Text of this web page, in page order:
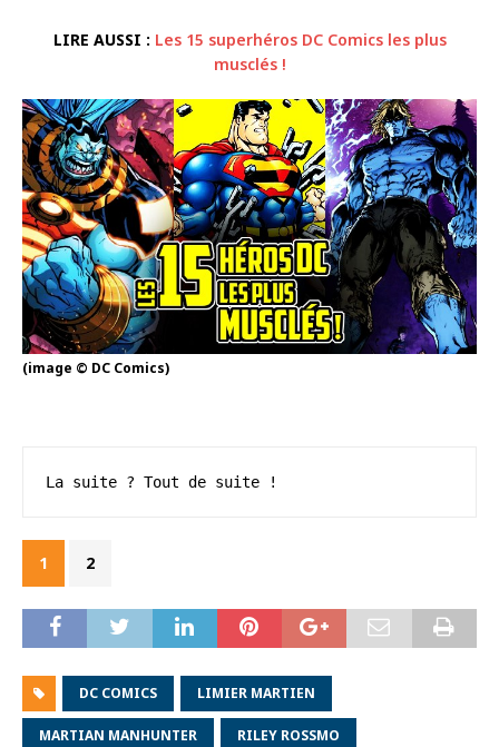
LIRE AUSSI : Les 15 superhéros DC Comics les plus
musclés !
(image © DC Comics)
La suite ? Tout de suite !
1 2
DC COMICS LIMIER MARTIEN
MARTIAN MANHUNTER RILEY ROSSMO